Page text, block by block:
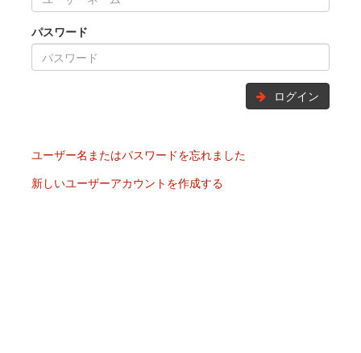
パスワード
ログイン
ユーザー名またはパスワードを忘れました
新しいユーザーアカウントを作成する